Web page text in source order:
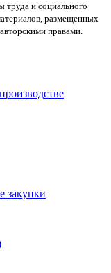
и социального
размещенных
правами.
закупки